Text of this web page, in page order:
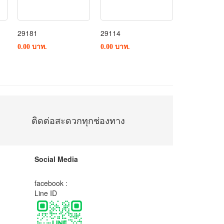
29181
0.00 บาท.
29114
0.00 บาท.
ติดต่อสะดวกทุกช่องทาง
Social Media
facebook :
Line ID